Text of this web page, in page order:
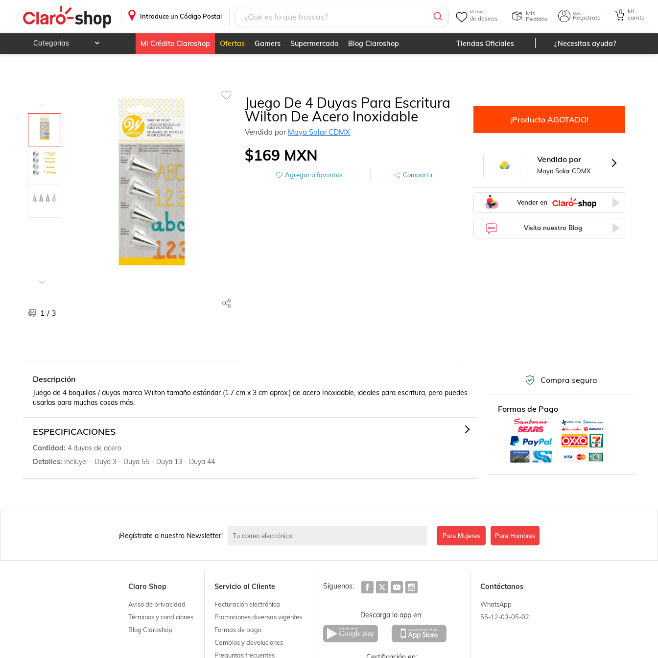
Introduce un Código Postal
Mi Lista
de deseos
Mis
Pedidos
Hola
Registrate
0
Mi
carrito
Categorías
Deportes y ocio
Animales y mascotas
Ferretería y autos
Ropa, calzado y accesorios
Mamá y bebé
Salud, belleza y cuidado personal
Joyería y relojes
Súpermercado
Mi Crédito Claroshop Ofertas Gamers Supermercado Blog Claroshop Tiendas Oficiales ¿Necesitas ayuda?
1 / 3
Juego De 4 Duyas Para Escritura
Wilton De Acero Inoxidable
Vendido por Maya Solar CDMX
$169 MXN
Agregar a favoritos Compartir
¡Producto AGOTADO!
Vendido por
Maya Solar CDMX
Vender en
Visita nuestro Blog
Descripción
Juego de 4 boquillas / duyas marca Wilton tamaño estándar (1.7 cm x 3 cm aprox.) de acero Inoxidable, ideales para escritura, pero puedes
usarlas para muchas cosas más:
ESPECIFICACIONES
Cantidad 4 duyas de acero
Detalles Incluye: - Duya 3 - Duya 55 - Duya 13 - Duya 44
Compra segura
Formas de Pago
¡Regístrate a nuestro Newsletter! Para Mujeres Para Hombres
Claro Shop
Aviso de privacidad
Términos y condiciones
Blog Claroshop
Servicio al Cliente
Facturación electrónica
Promociones diversas vigentes
Formas de pago
Cambios y devoluciones
Preguntas frecuentes
Síguenos:
Descarga la app en:
Contáctanos
WhatsApp
55-12-03-05-02
Juego De 4 Duyas Para Escritura Wilton De Acero Inoxidable